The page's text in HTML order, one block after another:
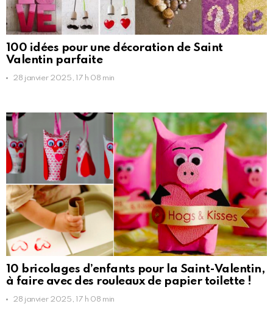
100 idées pour une décoration de Saint
Valentin parfaite
28 janvier 2025, 17 h 08 min
10 bricolages d’enfants pour la Saint-Valentin,
à faire avec des rouleaux de papier toilette !
28 janvier 2025, 17 h 08 min